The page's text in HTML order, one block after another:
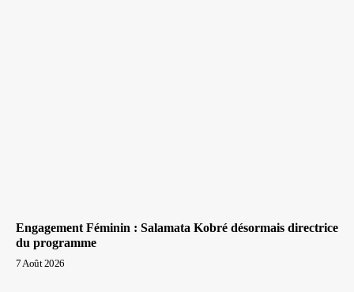
Engagement Féminin : Salamata Kobré désormais directrice
du programme
7 Août 2026